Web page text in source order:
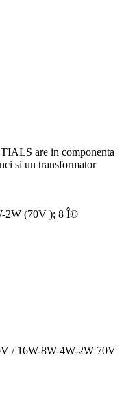
are in componenta
si un transformator
2W (70V ); 8 Î©
/ 16W-8W-4W-2W 70V